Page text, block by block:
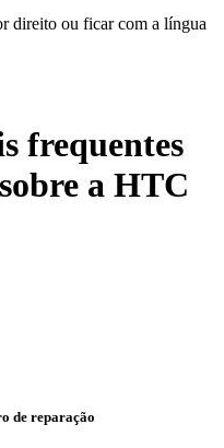
direito ou ficar com a língua
frequentes
a HTC
de reparação